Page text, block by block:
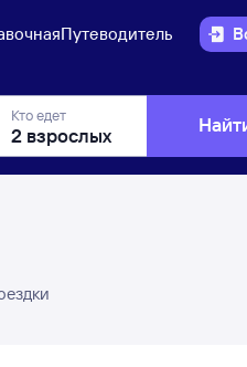
Путеводитель
Кто едет